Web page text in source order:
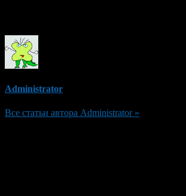
Administrator
Все статьи автора Administrator »